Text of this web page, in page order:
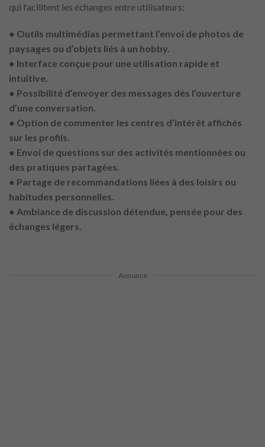
qui facilitent les échanges entre utilisateurs:
● Outils multimédias permettant l’envoi de photos de
paysages ou d’objets liés à un hobby.
● Interface conçue pour une utilisation rapide et
intuitive.
● Possibilité d’envoyer des messages dès l’ouverture
d’une conversation.
● Option de commenter les centres d’intérêt affichés
sur les profils.
● Envoi de questions sur des activités mentionnées ou
des pratiques partagées.
● Partage de recommandations liées à des loisirs ou
habitudes personnelles.
● Ambiance de discussion détendue, pensée pour des
échanges légers.
Annonce